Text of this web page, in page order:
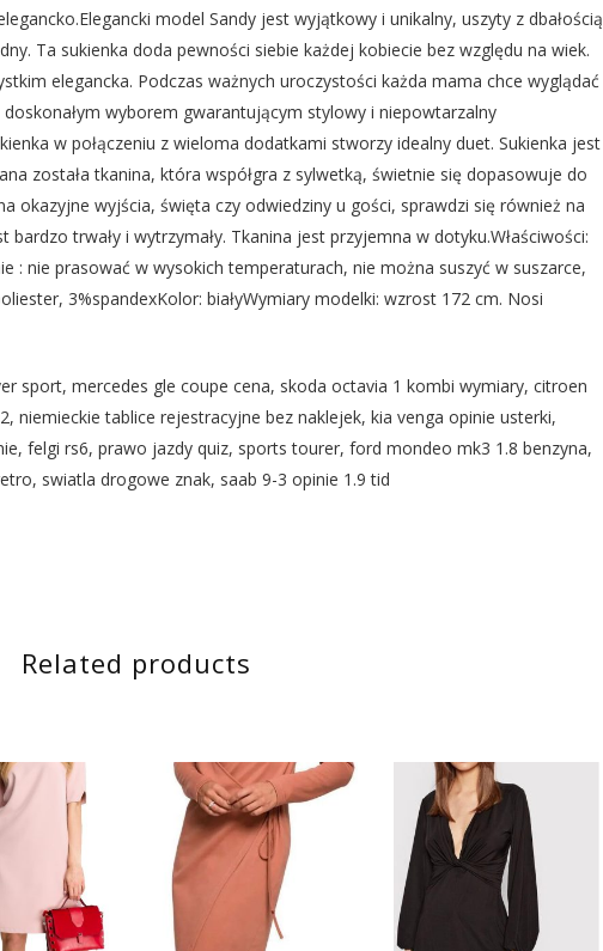
model Sandy jest wyjątkowy i unikalny, uszyty z dbałością
Ta sukienka doda pewności siebie każdej kobiecie bez względu na wiek.
elegancka. Podczas ważnych uroczystości każda mama chce wyglądać
wyborem gwarantującym stylowy i niepowtarzalny
w połączeniu z wieloma dodatkami stworzy idealny duet. Sukienka jest
została tkanina, która współgra z sylwetką, świetnie się dopasowuje do
okazyjne wyjścia, święta czy odwiedziny u gości, sprawdzi się również na
trwały i wytrzymały. Tkanina jest przyjemna w dotyku.Właściwości:
: nie prasować w wysokich temperaturach, nie można suszyć w suszarce,
3%spandexKolor: białyWymiary modelki: wzrost 172 cm. Nosi
sport, mercedes gle coupe cena, skoda octavia 1 kombi wymiary, citroen
tablice rejestracyjne bez naklejek, kia venga opinie usterki,
felgi rs6, prawo jazdy quiz, sports tourer, ford mondeo mk3 1.8 benzyna,
swiatla drogowe znak, saab 9-3 opinie 1.9 tid
Related products